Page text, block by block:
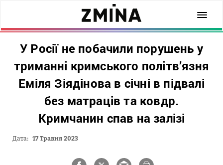
У Росії не побачили порушень у
триманні кримського політв’язня
Еміля Зіядінова в січні в підвалі
без матраців та ковдр.
Кримчанин спав на залізі
Дата: 17 Травня 2023